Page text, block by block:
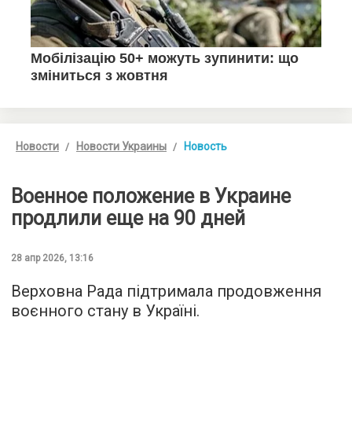
Новости Новости Украины Новость
Военное положение в Украине
продлили еще на 90 дней
28 апр 2026, 13:16
Верховна Рада підтримала продовження
воєнного стану в Україні.